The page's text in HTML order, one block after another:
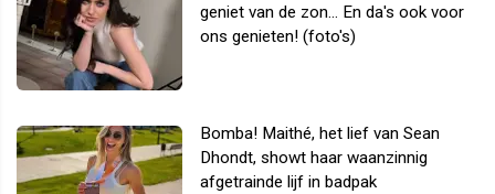
geniet van de zon... En da's ook voor
ons genieten! (foto's)
Bomba! Maithé, het lief van Sean
Dhondt, showt haar waanzinnig
afgetrainde lijf in badpak